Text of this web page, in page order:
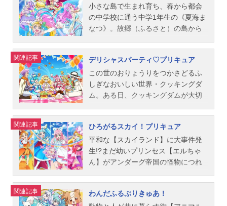
て、伝説の魔法つかい「プリキュ
ア」が誕生するのです…！！！作品
名魔法つか...
／キュアマカロン：藤田咲剣城あき
ら／キュアショコラ：森なな子キラ
リン／キラ星シエル／キュアパルフ
かスタッフシリーズディレクター：
暮田公平 貝澤幸男シリーズ構成：
田中仁キャラクターデザイン：井野
真理恵美術デザイン：飯野敏典音
楽：林ゆうき...
ている明日をつくる力・アスパワワ
の結晶。これが奪われてしまうと、
みんなの未来が無くなってしまいま
ん。大切たいせつなものを守るため
のキュアエールの物語が今幕を開け
ます。作品名HUGっと！プリキュア
放送形態TVアニメスケジュール2018
年2月4日（日）～2019年1月27日
話キャスト野乃はな／キュアエー
ル：引坂理絵薬師寺さあや／キュア
アンジュ：本泉莉奈輝木ほまれ／キ
ュアエトワール：小倉唯愛崎えみる
／キ...
タープリンセスたち》が全宇宙の均
衡を保っていたらしいのだけど…あ
るとき何者かに襲われて、プリンセ
カラーペン》になって宇宙に散らば
ってしまったの！ このままじゃ星
が消えて、地球も宇宙も、闇に飲み
込まれちゃう…！『星々の輝きが失
われし時、トゥインクルブックと共
を取り戻す』ララ達は宇宙に古くか
ら伝わる伝説を頼りにプリンセスが
最後に生み出した希望・フワと一緒
に《伝説の戦士・プリキュア》を探
していたんだって。そこへ宇宙の支
狙って襲いかかってきて…「フワを
助けたい！」そう強く思った瞬間、
人の“地球のお医者さん見習い”である
ヒーリングアニマルたちが、”ヒーリ
ングガーデンの王女”で【特別なちか
ナーを探しにやって来た!3人の普通
の女の子が彼らと出会うことでプリ
キュアに変身し、ビョーゲンズに立
ち向かう!ビョーゲンズの攻撃を察知
して元気をなくしてしまうラテや、
ての生命を守りたい気持ちを胸にプ
リキュアたちは今、地球のお手当て
のために力を合わせる!作品名ヒーリ
ングっど♥プリキュア放送形態TVア
ニメシリーズヒーリングっど♥プリキ
（日）～2021年2月21日（日）ABC
テレビ・テレビ朝日系列にて話数全4
小さな島で生まれ育ち、春から都会
の中学校に通う中学1年生の《夏海ま
なつ》。故郷（ふるさと）の島から
説の戦士・プリキュア》を探しに1人
で地上へやってきた“人魚”の女の子
《ローラ》と出会う。ローラの故郷
（ふるさ）と《人魚の国・グランオ
ーシャン》は、暗い海の底に住む
け、《やる気パワー》がみんな奪わ
れてしまった。人間のやる気パワー
まで奪われたら、世界は大変なこと
に…！そんな中、地上に現れたあと
まわしの魔女の召使いにローラが捕
番大事なこと》！それは…！」メイ
クでトロピカルチェンジ！やる気全
関連記事
デリシャスパーティ♡プリキュア
この世のおりょうりをつかさどるふ
しぎなおいしい世界・クッキングダ
ム。ある日、クッキングダムが大切
り方が書かれたレシピボンが、怪盗
ブンドル団にぬすまれたからさあ大
変！すべてのおりょうりをひとりじ
めしようとたくらむブンドル団が、
つぎに狙うのはおりょうりの妖精
探しに人間界のおいしーなタウンに
やってきたエナジー妖精たちのちか
関連記事
ひろがるスカイ！プリキュア
平和な【スカイランド】に大事件発
生!?まだ幼いプリンセス【エルちゃ
ん】がアンダーグ帝国の怪物につれ
ラ】はプリンセスを追ってふしぎな
穴へ。その先はなんと別の世界の
関連記事
わんだふるぷりきゅあ！